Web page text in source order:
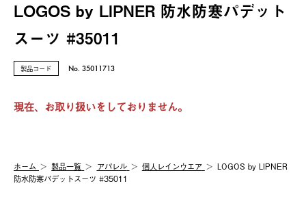
LOGOS by LIPNER 防水防寒パデット
スーツ #35011
製品コード No. 35011713
現在、お取り扱いをしておりません。
ホーム 製品⼀覧 アパレル 個人レインウエア
LOGOS by LIPNER
防水防寒パデットスーツ #35011